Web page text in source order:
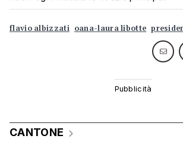
flavio albizzati oana-laura libotte
CANTONE